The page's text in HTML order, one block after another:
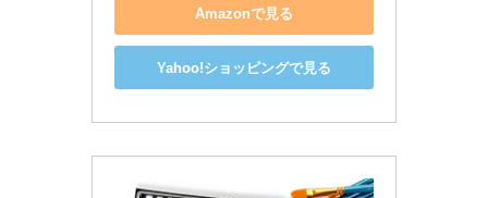
Amazonで見る
Yahoo!ショッピングで見る